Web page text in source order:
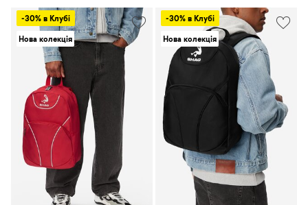
-30% в Клубі
Нова колекція
-30% в Клубі
Нова колекція